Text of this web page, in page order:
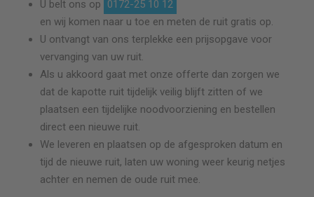
U belt ons op
0172-25 10 12
en wij komen naar u toe en meten de ruit gratis op.
U ontvangt van ons terplekke een prijsopgave voor
vervanging van uw ruit.
Als u akkoord gaat met onze offerte dan zorgen we
dat de kapotte ruit tijdelijk veilig blijft zitten of we
plaatsen een tijdelijke noodvoorziening en bestellen
direct een nieuwe ruit.
We leveren en plaatsen op de afgesproken datum en
tijd de nieuwe ruit, laten uw woning weer keurig netjes
achter en nemen de oude ruit mee.